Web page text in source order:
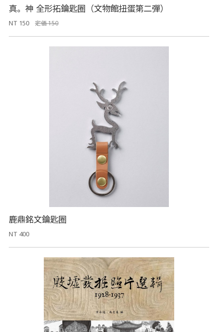
真。神 全形拓鑰匙圈（文物館扭蛋第二彈）
NT 150 定価 150
鹿鼎銘文鑰匙圈
NT 400